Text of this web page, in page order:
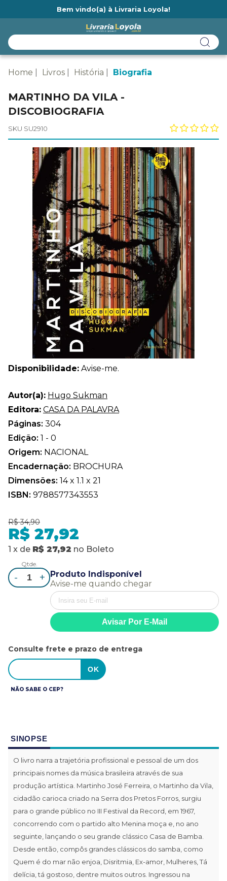
Bem vindo(a) à Livraria Loyola!
Home Livros História Biografia
MARTINHO DA VILA -
DISCOBIOGRAFIA
SKU SU2910
Disponibilidade: Avise-me.
Autor(a): Hugo Sukman
Editora: CASA DA PALAVRA
Páginas: 304
Edição: 1 - 0
Origem: NACIONAL
Encadernação: BROCHURA
Dimensões: 14 x 1.1 x 21
ISBN: 9788577343553
R$ 34,90
R$ 27,92
1 x de R$ 27,92 no Boleto
Qtde.
- +
Produto Indisponível
Avise-me quando chegar
Consulte frete e prazo de entrega
NÃO SABE O CEP?
SINOPSE
O livro narra a trajetória profissional e pessoal de um dos
principais nomes da música brasileira através de sua
produção artística. Martinho José Ferreira, o Martinho da Vila,
cidadão carioca criado na Serra dos Pretos Forros, surgiu
para o grande público no III Festival da Record, em 1967,
concorrendo com o partido alto Menina moça e, no ano
seguinte, lançando o seu grande clássico Casa de Bamba.
Desde então, compôs grandes clássicos do samba, como
Quem é do mar não enjoa, Disritmia, Ex-amor, Mulheres, Tá
delícia, tá gostoso, dentre muitos outros. Ingressou na